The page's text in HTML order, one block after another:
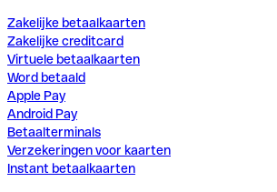
Zakelijke betaalkaarten
Zakelijke creditcard
Virtuele betaalkaarten
Word betaald
Apple Pay
Android Pay
Betaalterminals
Verzekeringen voor kaarten
Instant betaalkaarten